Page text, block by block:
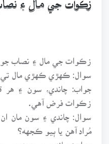
زڪوات جي مال ۽
زڪوات جي مال ۽ نصاب جو
سوال: ڪهڙي ڪهڙي مال
جواب: چاندي، سون ۽
زڪوات فرض آهي.
سوال: چاندي ۽ سون مان
مُراد آهن يا ٻيو ڪجهه؟
جواب: چاندي ۽ سون